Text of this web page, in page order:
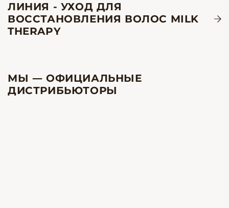
ЛИНИЯ - УХОД ДЛЯ
ВОССТАНОВЛЕНИЯ ВОЛОС MILK
THERAPY
МЫ — ОФИЦИАЛЬНЫЕ
ДИСТРИБЬЮТОРЫ